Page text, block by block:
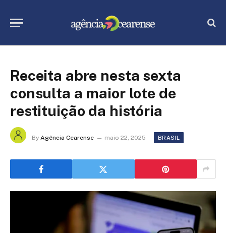
Receita abre nesta sexta
consulta a maior lote de
restituição da história
By Agência Cearense maio 22, 2025 BRASIL